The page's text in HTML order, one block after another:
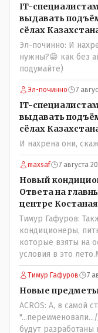
IT-
выдавать
сёлах
Эл-починно: И
нужны?😁 как без
подумайте)
Эл-починно 7
IT-
выдавать
сёлах
И нахрена они,
maxsaf 7 августа
Новый
Ответа на
центре
Тимур Гафуров:
кондиционеры,
которые взяты на
условия в это
Вы считаете
комментарий
трагедии, то есть
воду, и новые
температурный
часть -
Тимур Гафуров 7
Новые предметы
ACROS: А, в самой
будут